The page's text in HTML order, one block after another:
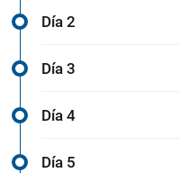
Día 2
Día 3
Día 4
Día 5